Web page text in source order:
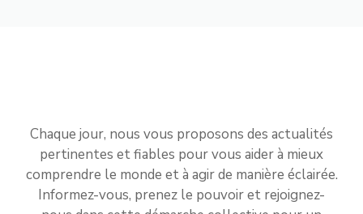
Chaque jour, nous vous proposons des actualités
pertinentes et fiables pour vous aider à mieux
comprendre le monde et à agir de manière éclairée.
Informez-vous, prenez le pouvoir et rejoignez-